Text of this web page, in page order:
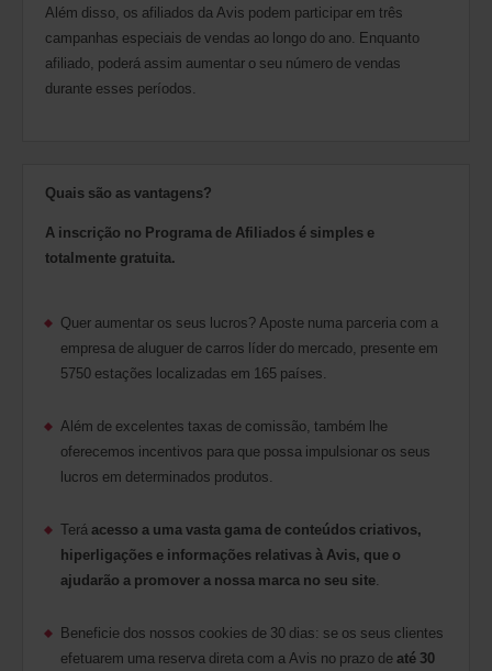
Além disso, os afiliados da Avis podem participar em três
campanhas especiais de vendas ao longo do ano. Enquanto
afiliado, poderá assim aumentar o seu número de vendas
durante esses períodos.
Quais são as vantagens?
A inscrição no Programa de Afiliados é simples e
totalmente gratuita.
Quer aumentar os seus lucros? Aposte numa parceria com a
empresa de aluguer de carros líder do mercado, presente em
5750 estações localizadas em 165 países.
Além de excelentes taxas de comissão, também lhe
oferecemos incentivos para que possa impulsionar os seus
lucros em determinados produtos.
Terá acesso a uma vasta gama de conteúdos criativos,
hiperligações e informações relativas à Avis, que o
ajudarão a promover a nossa marca no seu site
Beneficie dos nossos cookies de 30 dias: se os seus clientes
efetuarem uma reserva direta com a Avis no prazo deaté 30